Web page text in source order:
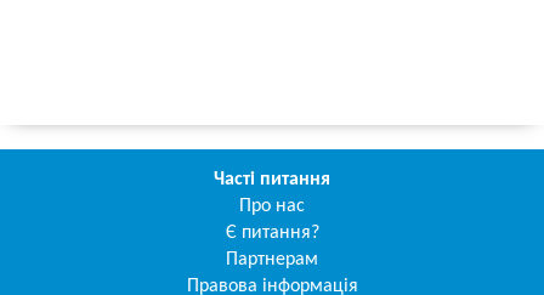
Часті питання
Про нас
Є питання?
Партнерам
Правова інформація